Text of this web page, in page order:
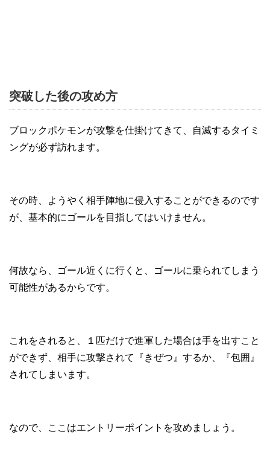
突破した後の攻め方
ブロックポケモンが攻撃を仕掛けてきて、自滅するタイミ
ングが必ず訪れます。
その時、ようやく相手陣地に侵入することができるのです
が、基本的にゴールを目指してはいけません。
何故なら、ゴール近くに行くと、ゴールに乗られてしまう
可能性があるからです。
これをされると、１匹だけで進軍した場合は手を出すこと
ができず、相手に攻撃されて『きぜつ』するか、『包囲』
されてしまいます。
なので、ここはエントリーポイントを攻めましょう。